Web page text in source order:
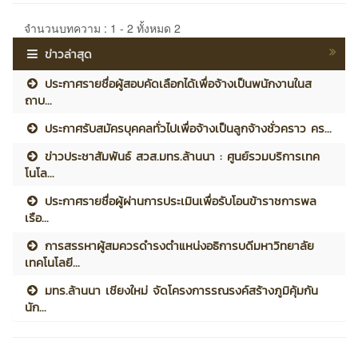
จำนวนบทความ : 1 - 2 ทั้งหมด 2
ข่าวล่าสุด
ประกาศรายชื่อผู้สอบคัดเลือกได้เพื่อจ้างเป็นพนักงานในส
ถาบ...
ประกาศรับสมัครบุคคลทั่วไปเพื่อจ้างเป็นลูกจ้างชั่วคราว คร...
ข่าวประชาสัมพันธ์ สวส.มทร.ล้านนา : ศูนย์รวมบริการเทค
โนโล...
ประกาศรายชื่อผู้ผ่านการประเมินเพื่อรับโอนข้าราชการพล
เรือ...
การสรรหาผู้สมควรดำรงตำแหน่งอธิการบดีมหาวิทยาลัย
เทคโนโลยี...
มทร.ล้านนา เชียงใหม่ จัดโครงการรณรงค์สร้างภูมิคุ้มกัน
นัก...